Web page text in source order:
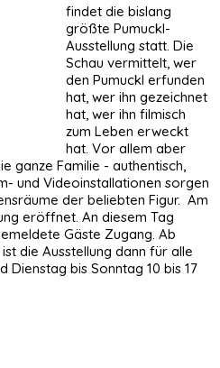
findet die bislang
größte Pumuckl-
Ausstellung statt. Die
Schau vermittelt, wer
den Pumuckl erfunden
hat, wer ihn gezeichnet
hat, wer ihn filmisch
zum Leben erweckt
hat. Vor allem aber
ganze Familie - authentisch,
und Videoinstallationen sorgen
der beliebten Figur. Am
eröffnet. An diesem Tag
Gäste Zugang. Ab
die Ausstellung dann für alle
bis Sonntag 10 bis 17